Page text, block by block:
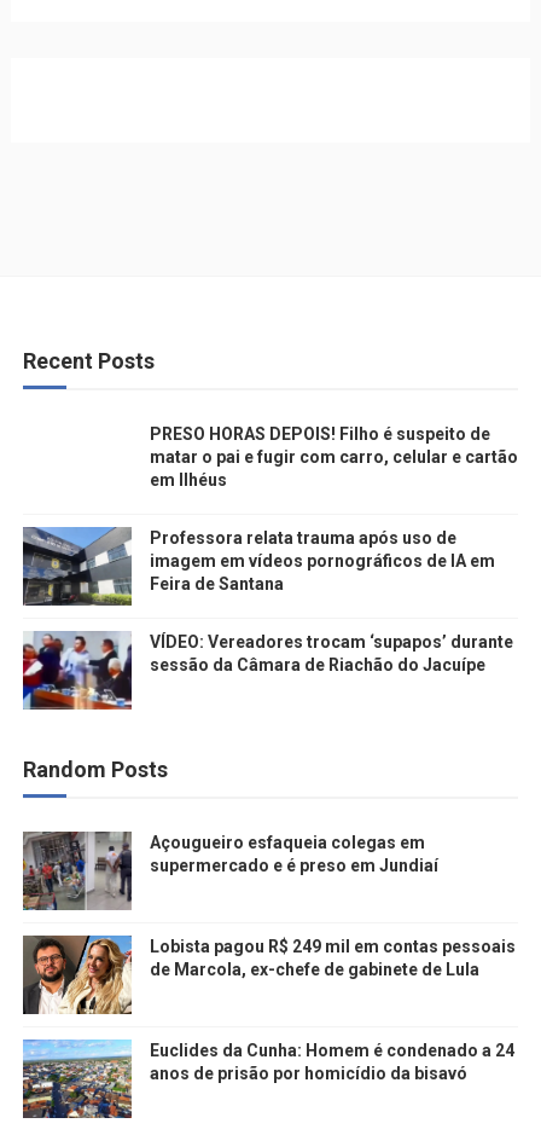
Recent Posts
PRESO HORAS DEPOIS! Filho é suspeito de
matar o pai e fugir com carro, celular e cartão
em Ilhéus
Professora relata trauma após uso de
imagem em vídeos pornográficos de IA em
Feira de Santana
VÍDEO: Vereadores trocam ‘supapos’ durante
sessão da Câmara de Riachão do Jacuípe
Random Posts
Açougueiro esfaqueia colegas em
supermercado e é preso em Jundiaí
Lobista pagou R$ 249 mil em contas pessoais
de Marcola, ex-chefe de gabinete de Lula
Euclides da Cunha: Homem é condenado a 24
anos de prisão por homicídio da bisavó